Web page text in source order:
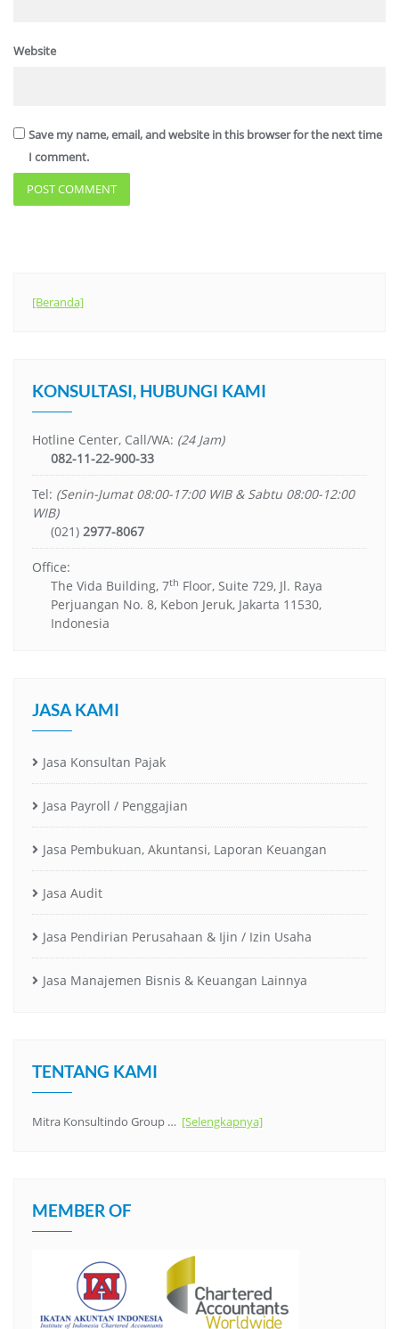
Website
Save my name, email, and website in this browser for the next time
I comment.
[Beranda]
KONSULTASI, HUBUNGI KAMI
Hotline Center, Call/WA: (24 Jam)
082-11-22-900-33
Tel: (Senin-Jumat 08:00-17:00 WIB & Sabtu 08:00-12:00
WIB)
(021) 2977-8067
Office:
The Vida Building, 7th Floor, Suite 729, Jl. Raya
Perjuangan No. 8, Kebon Jeruk, Jakarta 11530,
Indonesia
JASA KAMI
Jasa Konsultan Pajak
Jasa Payroll / Penggajian
Jasa Pembukuan, Akuntansi, Laporan Keuangan
Jasa Audit
Jasa Pendirian Perusahaan & Ijin / Izin Usaha
Jasa Manajemen Bisnis & Keuangan Lainnya
TENTANG KAMI
Mitra Konsultindo Group … [Selengkapnya]
MEMBER OF